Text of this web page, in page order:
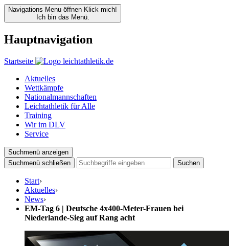
Navigations Menu öffnen Klick mich!
Ich bin das Menü.
Hauptnavigation
Startseite
Aktuelles
Wettkämpfe
Nationalmannschaften
Leichtathletik für Alle
Training
Wir im DLV
Service
Suchmenü anzeigen
Suchmenü schließen
Suchen
Start›
Aktuelles›
News›
EM-Tag 6 | Deutsche 4x400-Meter-Frauen bei
Niederlande-Sieg auf Rang acht